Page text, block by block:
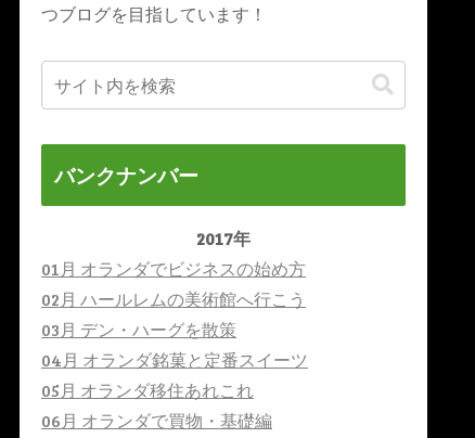
つブログを目指しています！
バンクナンバー
2017年
01月 オランダでビジネスの始め方
02月 ハールレムの美術館へ行こう
03月 デン・ハーグを散策
04月 オランダ銘菓と定番スイーツ
05月 オランダ移住あれこれ
06月 オランダで買物・基礎編